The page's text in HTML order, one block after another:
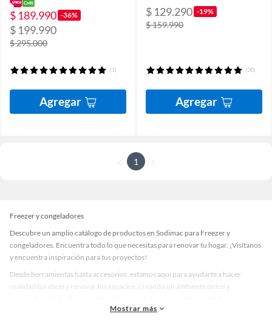
$ 189.990 -36%
$ 199.990
$ 295.000
(1)
Agregar
$ 129.290 -19%
$ 159.990
(30)
Agregar
1
Freezer y congeladores
Descubre un amplio catálogo de productos en Sodimac para Freezer y
congeladores. Encuentra todo lo que necesitas para renovar tu hogar. ¡Visítanos
y encuentra inspiración para tus proyectos!
Desde herramientas hasta accesorios, estamos aquí para ayudarte a hacer
realidad tus ideas y renovar tus espacios, creando un ambiente único y
accesorios de calidad que te ayudarán a crear un espacio más tú.
Mostrar más